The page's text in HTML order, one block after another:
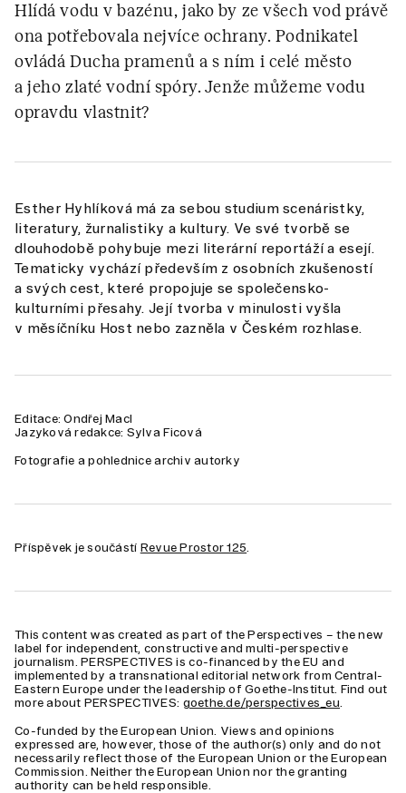
Hlídá vodu v bazénu, jako by ze všech vod právě
ona potřebovala nejvíce ochrany. Podnikatel
ovládá Ducha pramenů a s ním i celé město
a jeho zlaté vodní spóry. Jenže můžeme vodu
opravdu vlastnit?
Esther Hyhlíková má za sebou studium scenáristky,
literatury, žurnalistiky a kultury. Ve své tvorbě se
dlouhodobě pohybuje mezi literární reportáží a esejí.
Tematicky vychází především z osobních zkušeností
a svých cest, které propojuje se společensko-
kulturními přesahy. Její tvorba v minulosti vyšla
v měsíčníku Host nebo zazněla v Českém rozhlase.
Editace: Ondřej Macl
Jazyková redakce: Sylva Ficová
Fotografie a pohlednice archiv autorky
Příspěvek je součástí Revue Prostor 125
This content was created as part of the Perspectives – the new
label for independent, constructive and multi-perspective
journalism. PERSPECTIVES is co-financed by the EU and
implemented by a transnational editorial network from Central-
Eastern Europe under the leadership of Goethe-Institut. Find out
more about PERSPECTIVES: goethe.de/perspectives_eu
Co-funded by the European Union. Views and opinions
expressed are, however, those of the author(s) only and do not
necessarily reflect those of the European Union or the European
Commission. Neither the European Union nor the granting
authority can be held responsible.